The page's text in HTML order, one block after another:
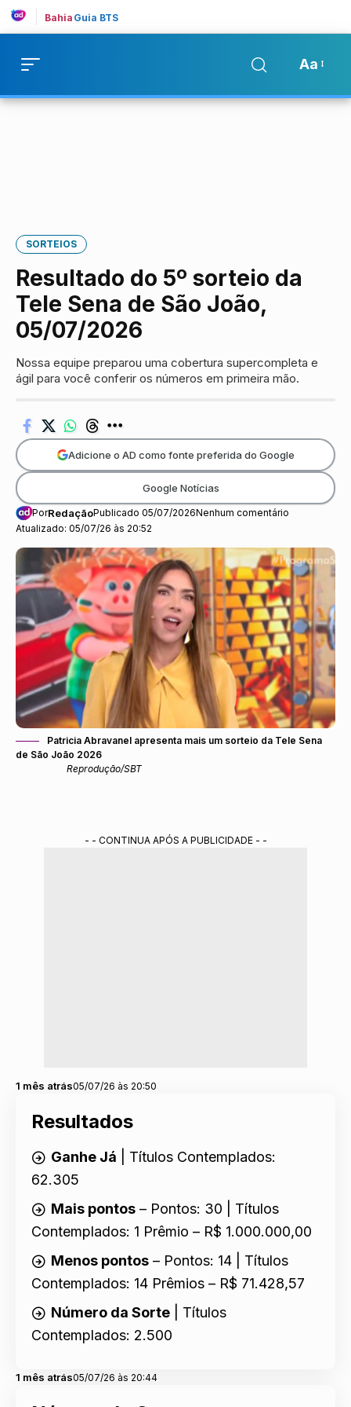
Bahia Guia BTS
Aa
SORTEIOS
Resultado do 5º sorteio da
Tele Sena de São João,
05/07/2026
Nossa equipe preparou uma cobertura supercompleta e
ágil para você conferir os números em primeira mão.
Atualizado: 05/07/26 às 20:52
PorRedaçãoPublicado 05/07/2026Nenhum comentário
Adicione o AD como fonte preferida do Google
Google Notícias
Patricia Abravanel apresenta mais um sorteio da Tele Sena
de São João 2026
Reprodução/SBT
- - CONTINUA APÓS A PUBLICIDADE - -
1 mês atrás05/07/26 às 20:50
Resultados
Ganhe Já | Títulos Contemplados:
62.305
Mais pontos – Pontos: 30 | Títulos
Contemplados: 1 Prêmio – R$ 1.000.000,00
Menos pontos – Pontos: 14 | Títulos
Contemplados: 14 Prêmios – R$ 71.428,57
Número da Sorte | Títulos
Contemplados: 2.500
1 mês atrás05/07/26 às 20:44